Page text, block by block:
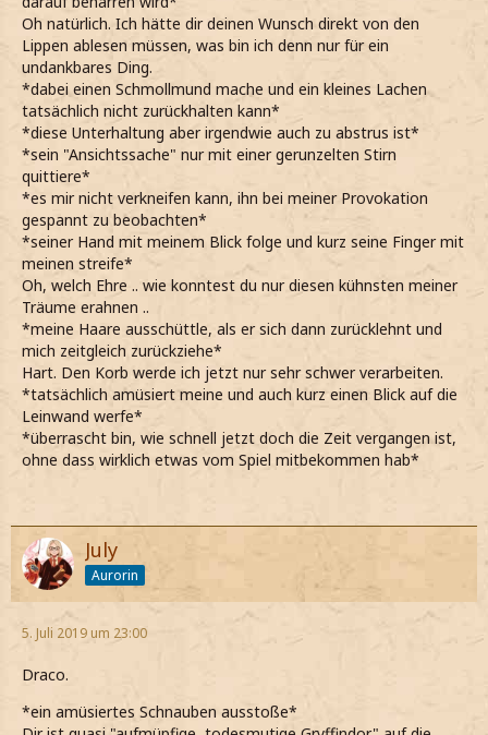
Oh natürlich. Ich hätte dir deinen Wunsch direkt von den
Lippen ablesen müssen, was bin ich denn nur für ein
undankbares Ding.
*dabei einen Schmollmund mache und ein kleines Lachen
tatsächlich nicht zurückhalten kann*
*diese Unterhaltung aber irgendwie auch zu abstrus ist*
*sein "Ansichtssache" nur mit einer gerunzelten Stirn
quittiere*
*es mir nicht verkneifen kann, ihn bei meiner Provokation
gespannt zu beobachten*
*seiner Hand mit meinem Blick folge und kurz seine Finger mit
meinen streife*
Oh, welch Ehre .. wie konntest du nur diesen kühnsten meiner
Träume erahnen ..
*meine Haare ausschüttle, als er sich dann zurücklehnt und
mich zeitgleich zurückziehe*
Hart. Den Korb werde ich jetzt nur sehr schwer verarbeiten.
*tatsächlich amüsiert meine und auch kurz einen Blick auf die
Leinwand werfe*
*überrascht bin, wie schnell jetzt doch die Zeit vergangen ist,
ohne dass wirklich etwas vom Spiel mitbekommen hab*
July
Aurorin
5. Juli 2019 um 23:00
Draco.
*ein amüsiertes Schnauben ausstoße*